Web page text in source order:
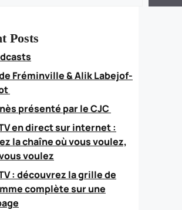
Posts
Fréminville & Alik Labejof-
présenté par le CJC
en direct sur internet :
la chaîne où vous voulez,
voulez
: découvrez la grille de
complète sur une